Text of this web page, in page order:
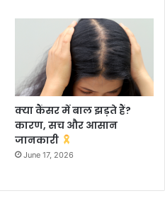
क्या कैंसर में बाल झड़ते हैं?
कारण, सच और आसान
जानकारी
June 17, 2026